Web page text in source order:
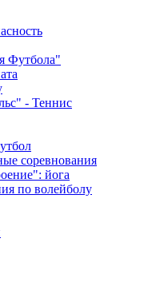
Футбола"
- Теннис
соревнования
йога
по волейболу